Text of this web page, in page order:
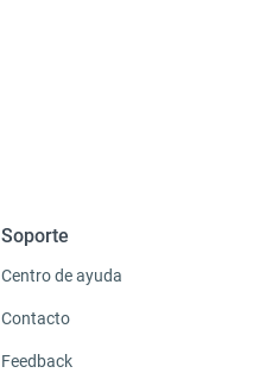
Soporte
Centro de ayuda
Contacto
Feedback